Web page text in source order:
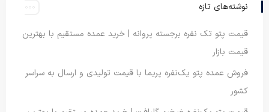
نوشته‌های تازه
قیمت پتو تک نفره برجسته پروانه | خرید عمده مستقیم با بهترین
قیمت بازار
فروش عمده پتو یک‌نفره پریما با قیمت تولیدی و ارسال به سراسر
کشور